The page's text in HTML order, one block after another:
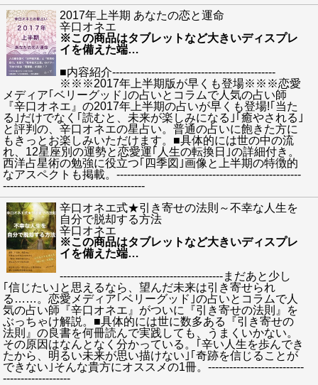
2017年上半期 あなたの恋と運命
辛口オネエ
※この商品はタブレットなど大きいディスプレ
イを備えた端…
■内容紹介----------------------------------------------
※※※2017年上半期版が早くも登場※※※恋愛
メディア｢ベリーグッド｣の占いとコラムで人気の占い師
『辛口オネエ』の2017年上半期の占いが早くも登場!｢当た
る｣だけでなく｢読むと、未来が楽しみになる｣｢癒やされる｣
と評判の、辛口オネエの星占い。普通の占いに飽きた方に
もきっとお楽しみいただけます。■具体的には世の中の流
れ、12星座別の運勢と恋愛運｢人生の転換日｣の詳細付き。
西洋占星術の勉強に役立つ｢四季図｣画像と上半期の特徴的
なアスペクトも掲載。----------------------------------------------------
----------------------------------------
辛口オネエ式★引き寄せの法則～不幸な人生を
自分で脱却する方法
辛口オネエ
※この商品はタブレットなど大きいディスプレ
イを備えた端…
----------------------------------------------まだあと少し
｢信じたい｣と思えるなら、望んだ未来は引き寄せられ
る……。恋愛メディア｢ベリーグッド｣の占いとコラムで人
気の占い師『辛口オネエ』がついに『引き寄せの法則』を
ぶっちゃけ解説。■具体的には世に数多ある『引き寄せの
法則』の良書を何冊読んで実践しても、うまくいかない。
その原因はなんとなく分かっている。｢辛い人生を歩んでき
たから、明るい未来が思い描けない｣｢奇跡を信じることが
できない｣そんな貴方にオススメの1冊。---------------------------
-------------------